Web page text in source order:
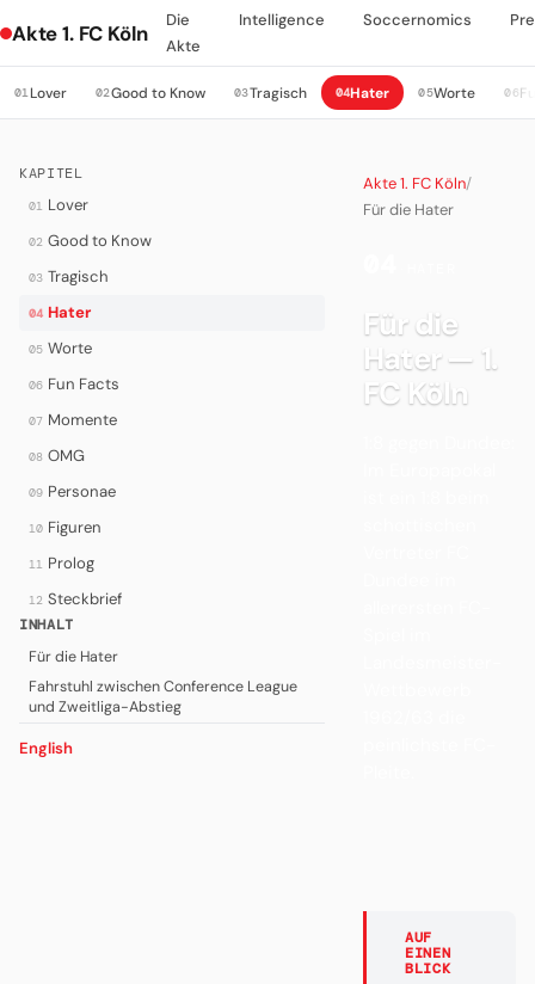
Akte 1. FC Köln
Die
Akte
Intelligence Soccernomics
01Lover 02Good to Know 03Tragisch 04Hater 05Worte 06
KAPITEL
01 Lover
02 Good to Know
03 Tragisch
04 Hater
05 Worte
06 Fun Facts
07 Momente
08 OMG
09 Personae
10 Figuren
11 Prolog
12 Steckbrief
INHALT
Für die Hater
Fahrstuhl zwischen Conference League
und Zweitliga-Abstieg
English
Akte 1. FC Köln/
Für die Hater
Für die
Hater — 1.
FC Köln
AUF
EINEN
BLICK